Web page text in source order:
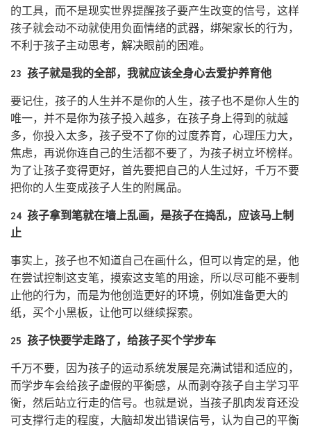
的工具，而不是现实世界提醒孩子要产生改变的信号，这样
孩子就会动不动就使用负面情绪的武器，绑架家长的行为，
不利于孩子主动思考，解决眼前的困难。
23 孩子就是我的全部，我就应该全身心去爱护养育他
要记住，孩子的人生并不是你的人生，孩子也不是你人生的
唯一，并不是你为孩子投入越多，在孩子身上得到的就越
多，你投入太多，孩子受不了你的过度养育，心理压力大，
焦虑，再说你连自己的生活都不要了，为孩子树立坏榜样。
为了让孩子变得更好，首先要把自己的人生过好，千万不要
把你的人生变成孩子人生的附属品。
24 孩子拿到笔就在墙上乱画，是孩子在捣乱，应该马上制
止
事实上，孩子也不知道自己在画什么，但可以肯定的是，他
在尝试控制这支笔，摸索这支笔的用途，所以尽可能不要制
止他的行为，而是为他创造更好的环境，例如准备更大的
纸，买个小黑板，让他可以继续探索。
25 孩子快要学走路了，给孩子买个学步车
千万不要，因为孩子的运动系统发展是充满试错和适应的，
而学步车会给孩子虚假的平衡感，从而剥夺孩子自主学习平
衡，然后站立行走的信号。也就是说，当孩子肌肉发育还没
可支撑行走的程度，大脑却发出错误信号，认为自己的平衡